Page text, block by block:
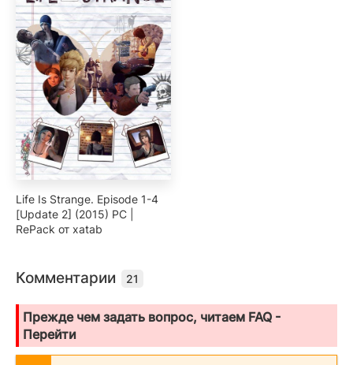
Life Is Strange. Episode 1-4
[Update 2] (2015) PC |
RePack от xatab
Комментарии 21
Прежде чем задать вопрос, читаем FAQ -
Перейти